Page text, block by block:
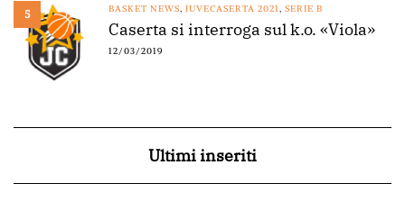
5 BASKET NEWS JUVECASERTA 2021 SERIE B
Caserta si interroga sul k.o. «Viola»
12/03/2019
Ultimi inseriti